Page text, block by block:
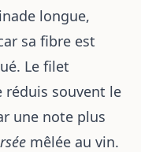
longue,
sa fibre est
Le filet
réduis souvent le
une note plus
mêlée au vin.